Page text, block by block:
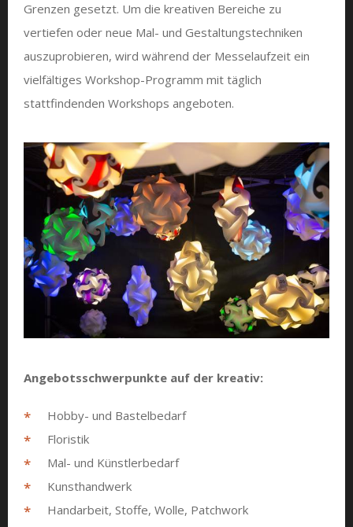
Grenzen gesetzt. Um die kreativen Bereiche zu
vertiefen oder neue Mal- und Gestaltungstechniken
auszuprobieren, wird während der Messelaufzeit ein
vielfältiges Workshop-Programm mit täglich
stattfindenden Workshops angeboten.
Angebotsschwerpunkte auf der kreativ:
Hobby- und Bastelbedarf
Floristik
Mal- und Künstlerbedarf
Kunsthandwerk
Handarbeit, Stoffe, Wolle, Patchwork